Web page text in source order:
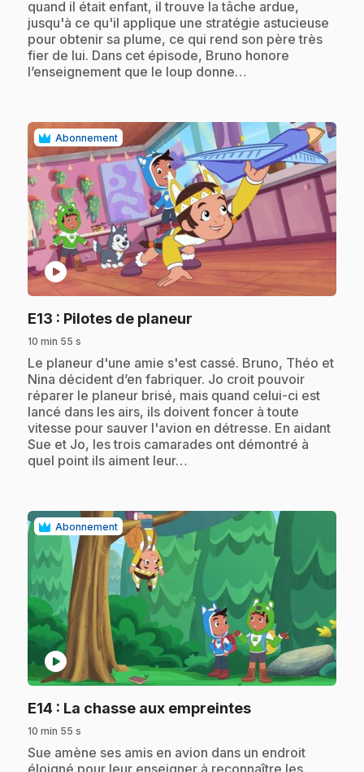
quand il était enfant, il trouve la tâche ardue,
jusqu'à ce qu'il applique une stratégie astucieuse
pour obtenir sa plume, ce qui rend son père très
fier de lui. Dans cet épisode, Bruno honore
l’enseignement que le loup donne…
Abonnement
play_circle
E13 : Pilotes de planeur
10 min 55 s
.Le planeur d'une amie s'est cassé. Bruno, Théo et
Nina décident d’en fabriquer. Jo croit pouvoir
réparer le planeur brisé, mais quand celui-ci est
lancé dans les airs, ils doivent foncer à toute
vitesse pour sauver l'avion en détresse. En aidant
Sue et Jo, les trois camarades ont démontré à
quel point ils aiment leur…
Abonnement
play_circle
E14 : La chasse aux empreintes.
10 min 55 s
.Sue amène ses amis en avion dans un endroit
éloigné pour leur enseigner à reconnaître les